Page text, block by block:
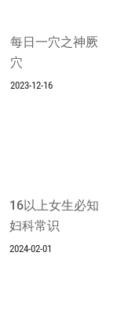
每日一穴之神厥
穴
2023-12-16
16以上女生必知
妇科常识
2024-02-01